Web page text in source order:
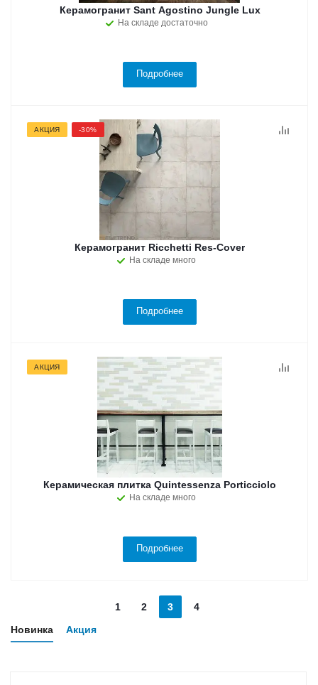
Керамогранит Sant Agostino Jungle Lux
На складе достаточно
Подробнее
АКЦИЯ -30%
Керамогранит Ricchetti Res-Cover
На складе много
Подробнее
АКЦИЯ
Керамическая плитка Quintessenza Porticciolo
На складе много
Подробнее
1 2 3
4
Новинка
Акция